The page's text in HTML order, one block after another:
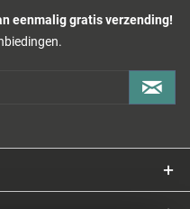
eenmalig gratis verzending!